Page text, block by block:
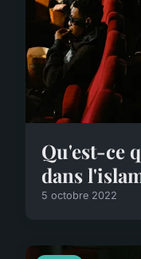
Qu'est-ce
dans
5 octobre 2022